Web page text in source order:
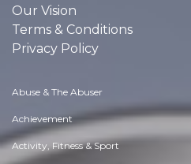
Our Vision
Terms & Conditions
Privacy Policy
Abuse & The Abuser
Achievement
Activity, Fitness & Sport